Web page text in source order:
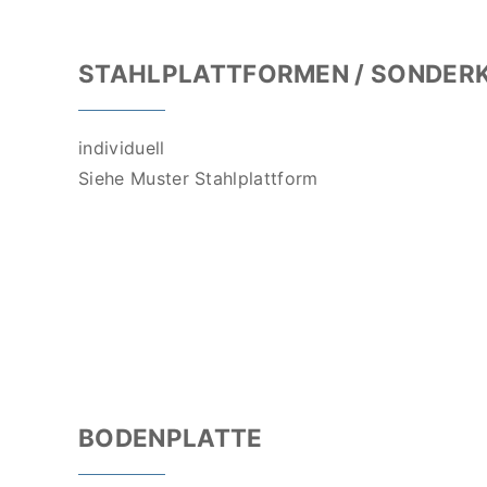
STAHLPLATTFORMEN /
individuell
Siehe Muster Stahlplattform
BODENPLATTE